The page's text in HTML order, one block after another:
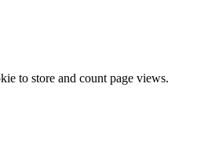
to store and count page views.